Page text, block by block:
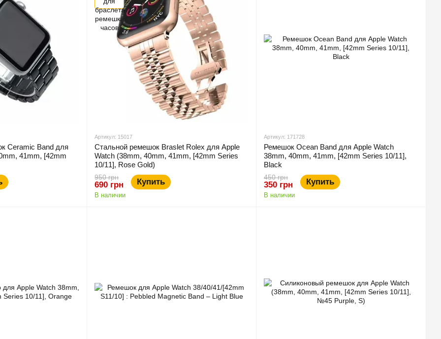
Ceramic Band для
41mm, [42mm
Артикул: 15017
Стальной ремешок Braslet Rolex для Apple
Watch (38mm, 40mm, 41mm, [42mm Series
10/11], Rose Gold)
950 грн
690 грн Купить
В наличии
Артикул: 171728
Ремешок Ocean Band для Apple Watch
38mm, 40mm, 41mm, [42mm Series 10/11],
Black
450 грн
350 грн Купить
В наличии